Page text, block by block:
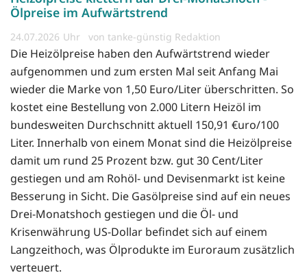
Ölpreise im Aufwärtstrend
24.07.2026 von tanke-günstig Redaktion
Die Heizölpreise haben den Aufwärtstrend wieder
aufgenommen und zum ersten Mal seit Anfang Mai
wieder die Marke von 1,50 Euro/Liter überschritten. So
kostet eine Bestellung von 2.000 Litern Heizöl im
bundesweiten Durchschnitt aktuell 150,91 €uro/100
Liter. Innerhalb von einem Monat sind die Heizölpreise
damit um rund 25 Prozent bzw. gut 30 Cent/Liter
gestiegen und am Rohöl- und Devisenmarkt ist keine
Besserung in Sicht. Die Gasölpreise sind auf ein neues
Drei-Monatshoch gestiegen und die Öl- und
Krisenwährung US-Dollar befindet sich auf einem
Langzeithoch, was Ölprodukte im Euroraum zusätzlich
verteuert.